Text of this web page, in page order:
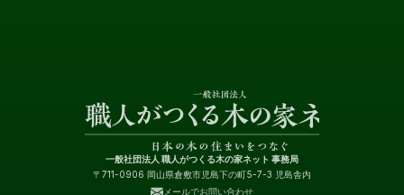
一般社団法人 職人がつくる木の家ネット 事務局
〒711-0906 岡山県倉敷市児島下の町5-7-3 児島舎内
メールでお問い合わせ